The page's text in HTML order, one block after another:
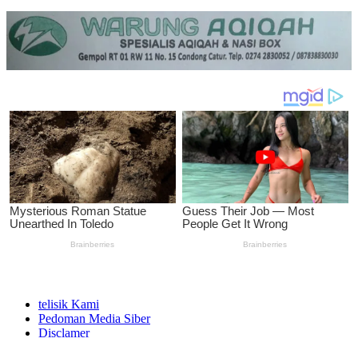
telisik Kami
Pedoman Media Siber
Disclamer